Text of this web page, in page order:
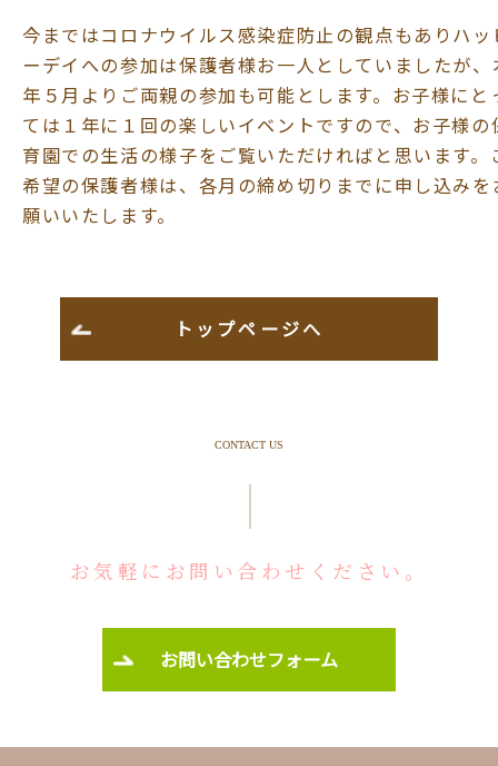
今まではコロナウイルス感染症防止の観点もありハッ
ーデイへの参加は保護者様お一人としていましたが、
年５月よりご両親の参加も可能とします。お子様にと
ては１年に１回の楽しいイベントですので、お子様の
育園での生活の様子をご覧いただければと思います。
希望の保護者様は、各月の締め切りまでに申し込みを
願いいたします。
トップページへ
CONTACT US
お気軽にお問い合わせください。
お問い合わせフォーム